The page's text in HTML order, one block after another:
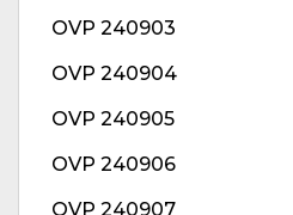
OVP 240903
OVP 240904
OVP 240905
OVP 240906
OVP 240907